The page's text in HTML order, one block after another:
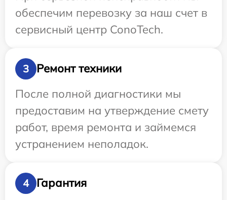
обеспечим перевозку за наш счет в
сервисный центр ConoTech.
3
Ремонт техники
После полной диагностики мы
предоставим на утверждение смету
работ, время ремонта и займемся
устранением неполадок.
4
Гарантия